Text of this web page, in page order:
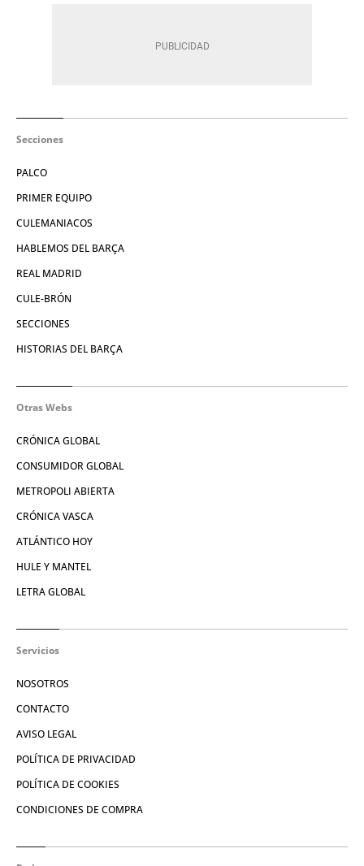
Secciones
PALCO
PRIMER EQUIPO
CULEMANIACOS
HABLEMOS DEL BARÇA
REAL MADRID
CULE-BRÓN
SECCIONES
HISTORIAS DEL BARÇA
Otras Webs
CRÓNICA GLOBAL
CONSUMIDOR GLOBAL
METROPOLI ABIERTA
CRÓNICA VASCA
ATLÁNTICO HOY
HULE Y MANTEL
LETRA GLOBAL
Servicios
NOSOTROS
CONTACTO
AVISO LEGAL
POLÍTICA DE PRIVACIDAD
POLÍTICA DE COOKIES
CONDICIONES DE COMPRA